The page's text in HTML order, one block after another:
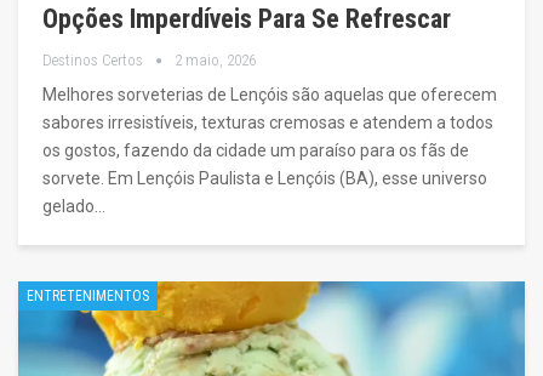
Opções Imperdíveis Para Se Refrescar
Destinos Certos 2 maio, 2026
Melhores sorveterias de Lençóis são aquelas que oferecem
sabores irresistíveis, texturas cremosas e atendem a todos
os gostos, fazendo da cidade um paraíso para os fãs de
sorvete. Em Lençóis Paulista e Lençóis (BA), esse universo
gelado…
ENTRETENIMENTOS